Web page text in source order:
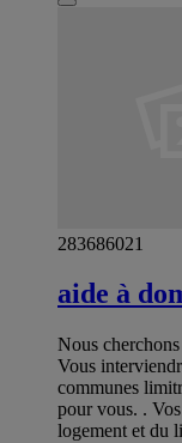
283686021
aide à
Nous
Vous
communes
pour vous. .
logement et du